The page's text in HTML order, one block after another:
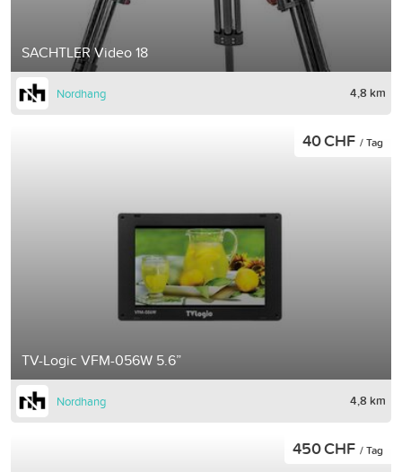
SACHTLER Video 18
Nordhang 4,8 km
TV-Logic VFM-056W 5.6”
40 CHF / Tag
Nordhang 4,8 km
450 CHF / Tag